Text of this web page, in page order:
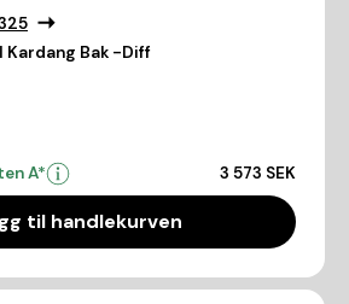
Kardang Bak -Diff
A* 3 573 SEK
til handlekurven